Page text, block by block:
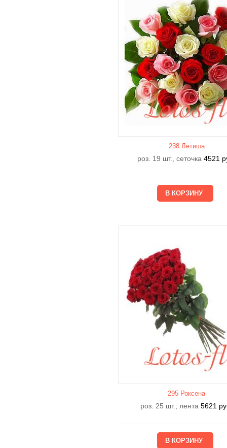
238 Летишa
роз. 19 шт., сеточка4521
295 Роксена
роз. 25 шт., лента5621